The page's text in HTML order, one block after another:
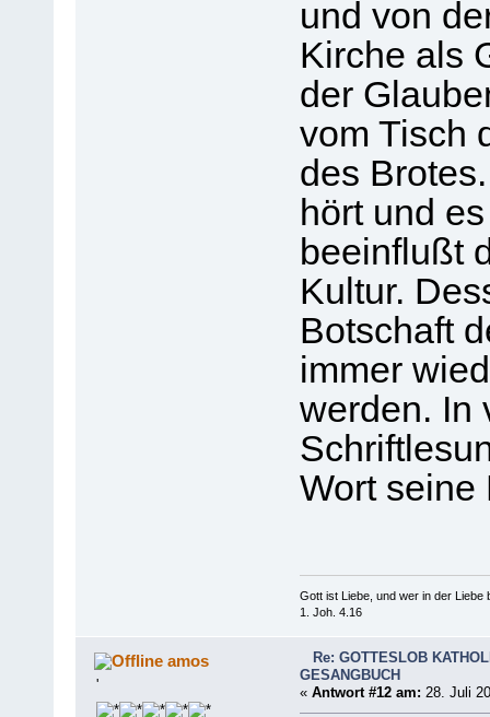
und von
Kirche als
der
vom Tisch
des
hört und
beeinflußt
Kultur.
Botschaft
immer
werden. In
Wort seine
Gott ist Liebe, und wer in der Liebe
1. Joh. 4.16
amos
'
Re: GOTTESLOB
GESANGBUCH
« Antwort #12 am: 28. Juli